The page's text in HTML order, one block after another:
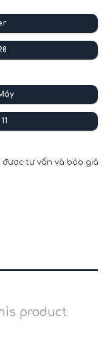
tư vấn và báo giá
product